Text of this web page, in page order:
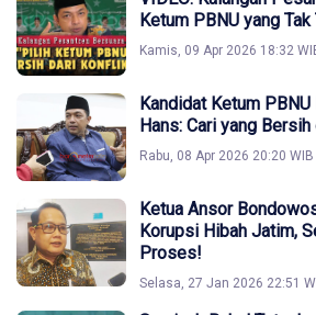
Ketum PBNU yang
Kamis, 09 Apr 2026 18:32
Kandidat Ketum PBNU
Hans: Cari yang
Rabu, 08 Apr 2026 20:20 WIB
Ketua Ansor
Korupsi Hibah Jatim,
Proses!
Selasa, 27 Jan 2026 22:51